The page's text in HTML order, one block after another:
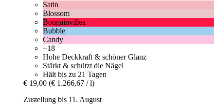
Satin
Blossom
Bougainvillea
Bubble
Candy
+18
Hohe Deckkraft & schöner Glanz
Stärkt & schützt die Nägel
Hält bis zu 21 Tagen
€ 19,00 (€ 1.266,67 / l)
Zustellung bis 11. August